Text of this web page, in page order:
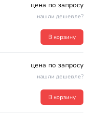
цена по запросу
нашли дешевле?
В корзину
цена по запросу
нашли дешевле?
В корзину